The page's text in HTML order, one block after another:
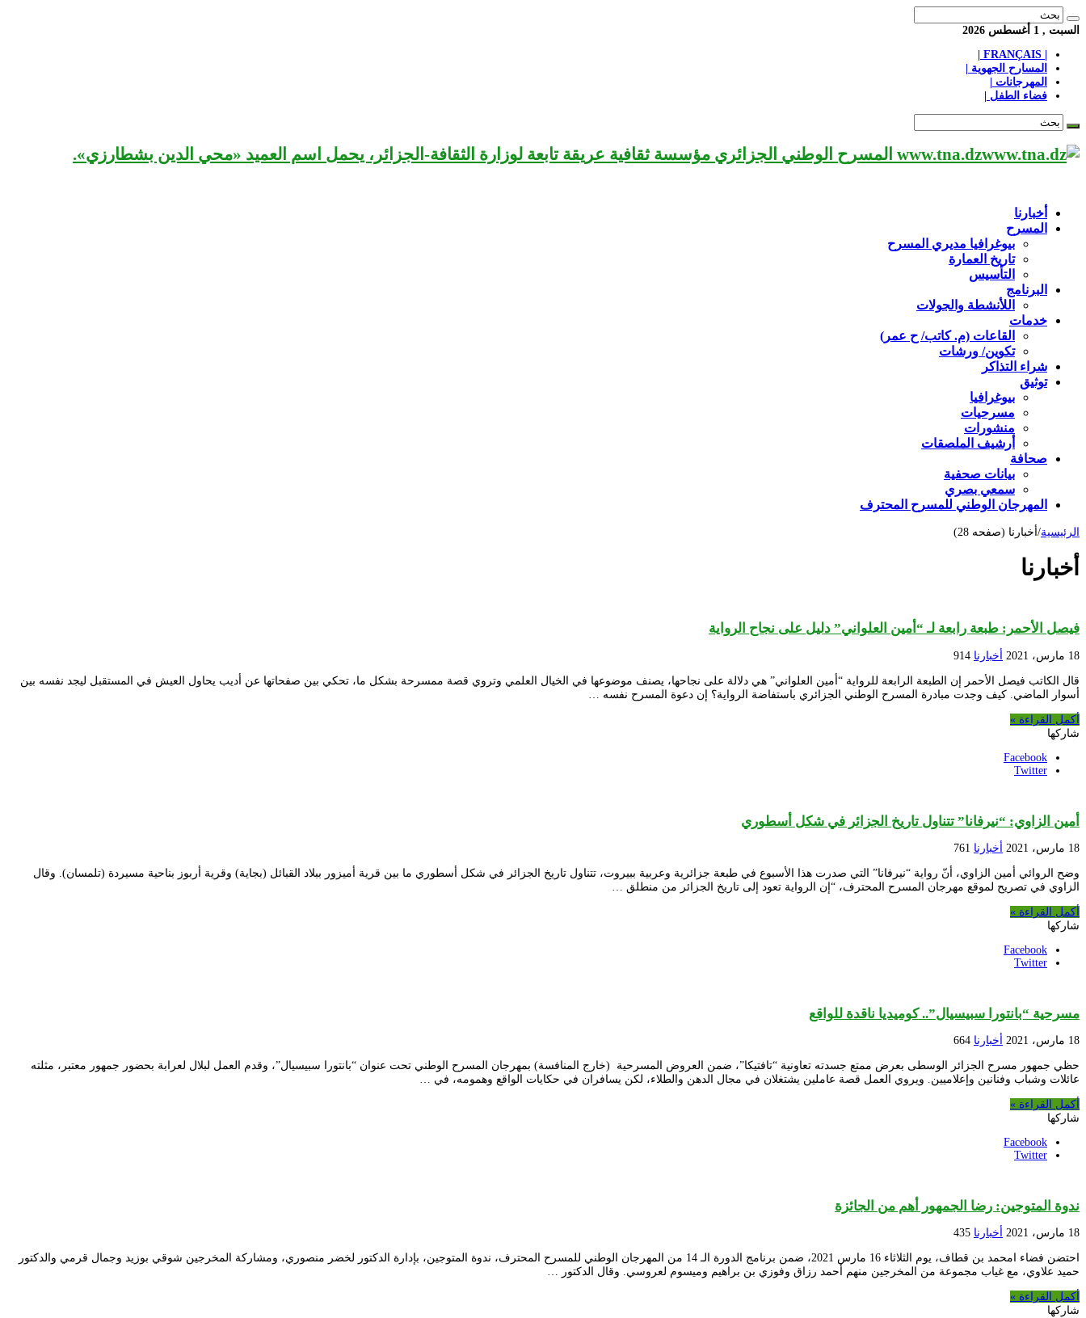
السبت , 1 أغسطس 2026
المسارح الجهوية |
المهرجانات |
فضاء الطفل |
www.tna.dz المسرح الوطني الجزائري مؤسسة ثقافية عريقة تابعة لوزارة الثقافة-الجزائر، يحمل اسم العميد «محي الدين بشطارزي».
أخبارنا
المسرح
بيوغرافيا مديري المسرح
تاريخ العمارة
التأسيس
البرنامج
اللأنشطة والجولات
خدمات
القاعات (م. كاتب/ ح عمر)
تكوين/ ورشات
شراء التذاكر
توثيق
بيوغرافيا
مسرحيات
منشورات
أرشيف الملصقات
صحافة
بيانات صحفية
سمعي بصري
المهرجان الوطني للمسرح المحترف
الرئيسية/ أخبارنا (صفحه 28)
أخبارنا
فيصل الأحمر: طبعة رابعة لـ “أمين العلواني” دليل على نجاح الرواية
18 مارس، 2021 أخبارنا 914
قال الكاتب فيصل الأحمر إن الطبعة الرابعة للرواية “أمين العلواني” هي دلالة على نجاحها، يصنف موضوعها في الخيال العلمي وتروي قصة ممسرحة بشكل ما، تحكي بين صفحاتها عن أديب يحاول العيش في المستقبل ليجد نفسه بين
أسوار الماضي. كيف وجدت مبادرة المسرح الوطني الجزائري باستفاضة الرواية؟ إن دعوة المسرح نفسه …
أكمل القراءة »
شاركها
Facebook
Twitter
أمين الزاوي: “نيرفانا” تتناول تاريخ الجزائر في شكل أسطوري
18 مارس، 2021 أخبارنا 761
وضح الروائي أمين الزاوي، أنّ رواية “نيرفانا” التي صدرت هذا الأسبوع في طبعة جزائرية وعربية ببيروت، تتناول تاريخ الجزائر في شكل أسطوري ما بين قرية أميزور ببلاد القبائل (بجاية) وقرية أربوز بناحية مسيردة (تلمسان). وقال
الزاوي في تصريح لموقع مهرجان المسرح المحترف، “إن الرواية تعود إلى تاريخ الجزائر من منطلق …
أكمل القراءة »
شاركها
Facebook
Twitter
مسرحية “بانتورا سبيسيال”.. كوميديا ناقدة للواقع
18 مارس، 2021 أخبارنا 664
حظي جمهور مسرح الجزائر الوسطى بعرض ممتع جسدته تعاونية “تافتيكا”، ضمن العروض المسرحية (خارج المنافسة) بمهرجان المسرح الوطني تحت عنوان “بانتورا سبيسيال”، وقدم العمل لبلال لعرابة بحضور جمهور معتبر، مثلته
عائلات وشباب وفنانين وإعلاميين. ويروي العمل قصة عاملين يشتغلان في مجال الدهن والطلاء، لكن يسافران في حكايات الواقع وهمومه، في …
أكمل القراءة »
شاركها
Facebook
Twitter
ندوة المتوجين: رضا الجمهور أهم من الجائزة
18 مارس، 2021 أخبارنا 435
احتضن فضاء امحمد بن قطاف، يوم الثلاثاء 16 مارس 2021، ضمن برنامج الدورة الـ 14 من المهرجان الوطني للمسرح المحترف، ندوة المتوجين، بإدارة الدكتور لخضر منصوري، ومشاركة المخرجين شوقي بوزيد وجمال قرمي والدكتور
حميد علاوي، مع غياب مجموعة من المخرجين منهم أحمد رزاق وفوزي بن براهيم وميسوم لعروسي. وقال الدكتور …
أكمل القراءة »
شاركها